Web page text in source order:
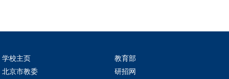
学校主页
教育部
北京市教委
研招网